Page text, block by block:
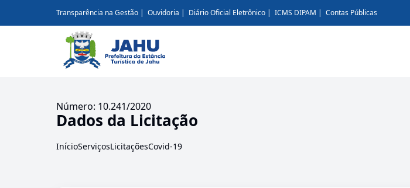
Transparência na Gestão Ouvidoria Diário Oficial Eletrônico ICMS DIPAM Contas Públicas
Número: 10.241/2020
Dados da Licitação
InícioServiçosLicitaçõesCovid-19